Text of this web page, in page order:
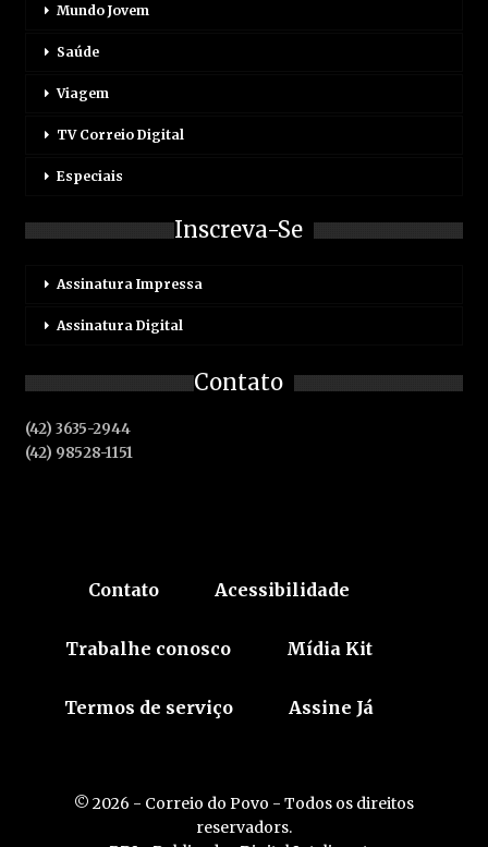
Mundo Jovem
Saúde
Viagem
TV Correio Digital
Especiais
Inscreva-Se
Assinatura Impressa
Assinatura Digital
Contato
(42) 3635-2944
(42) 98528-1151
Contato Acessibilidade
Trabalhe conosco Mídia Kit
Termos de serviço Assine Já
© 2026 - Correio do Povo - Todos os direitos
reservadors.